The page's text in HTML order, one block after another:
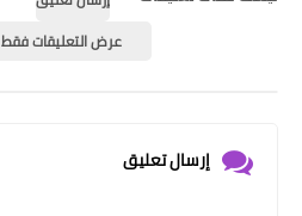
عرض التعليقات فقط
إرسال تعليق